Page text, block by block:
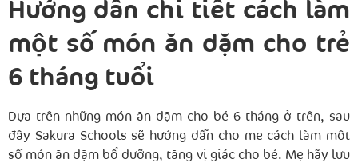
Hướng dẫn chi tiết cách làm
một số món ăn dặm cho trẻ
6 tháng tuổi
Dựa trên những món ăn dặm cho bé 6 tháng ở trên, sau
đây Sakura Schools sẽ hướng dẫn cho mẹ cách làm một
số món ăn dặm bổ dưỡng, tăng vị giác cho bé. Mẹ hãy lưu